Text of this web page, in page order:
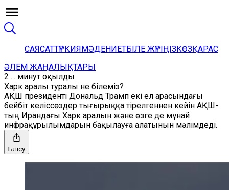
САЯСАТТҮРКИЯМӘДЕНИЕТБІЛЕ ЖҮРІҢІЗКӨЗҚАРАС
ӘЛЕМ ЖАҢАЛЫҚТАРЫ
2 ... минут оқылды
Харк аралы туралы не білеміз?
АҚШ президенті Дональд Трамп екі ел арасындағы
бейбіт келіссөздер тығырыққа тірелгеннен кейін АҚШ-
тың Ирандағы Харк аралын және өзге де мұнай
инфрақұрылымдарын бақылауға алатынын мәлімдеді.
Бөлісу